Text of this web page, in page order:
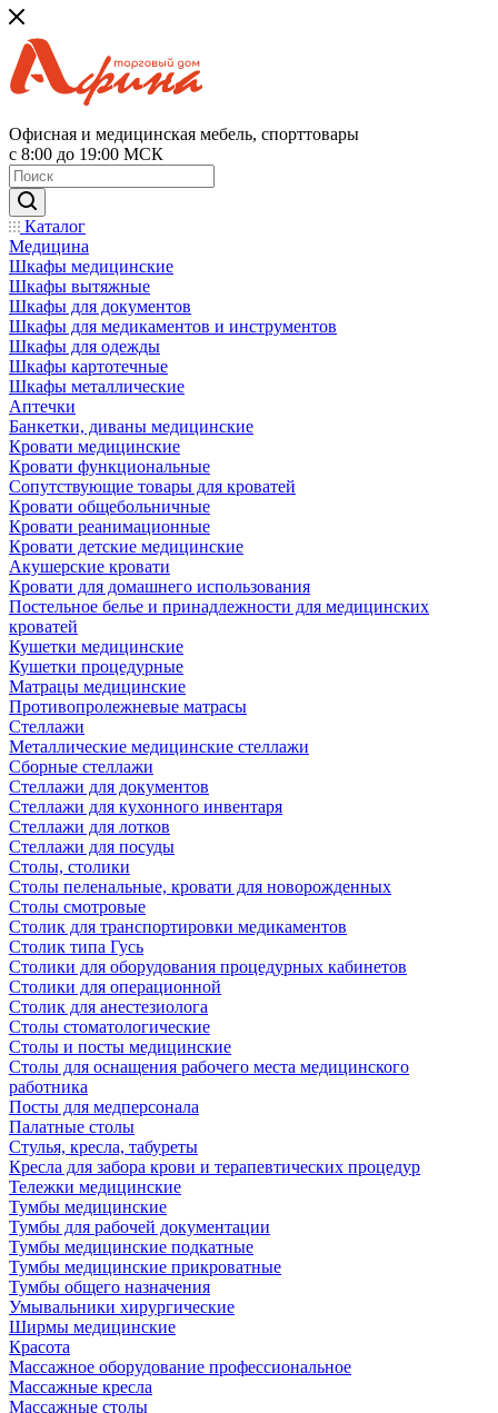
Офисная и медицинская мебель, спорттовары
с 8:00 до 19:00 МСК
Каталог
Медицина
Шкафы медицинские
Шкафы вытяжные
Шкафы для документов
Шкафы для медикаментов и инструментов
Шкафы для одежды
Шкафы картотечные
Шкафы металлические
Аптечки
Банкетки, диваны медицинские
Кровати медицинские
Кровати функциональные
Сопутствующие товары для кроватей
Кровати общебольничные
Кровати реанимационные
Кровати детские медицинские
Акушерские кровати
Кровати для домашнего использования
Постельное белье и принадлежности для медицинских
кроватей
Кушетки медицинские
Кушетки процедурные
Матрацы медицинские
Противопролежневые матрасы
Стеллажи
Металлические медицинские стеллажи
Сборные стеллажи
Стеллажи для документов
Стеллажи для кухонного инвентаря
Стеллажи для лотков
Стеллажи для посуды
Столы, столики
Столы пеленальные, кровати для новорожденных
Столы смотровые
Столик для транспортировки медикаментов
Столик типа Гусь
Столики для оборудования процедурных кабинетов
Столики для операционной
Столик для анестезиолога
Столы стоматологические
Столы и посты медицинские
Столы для оснащения рабочего места медицинского
работника
Посты для медперсонала
Палатные столы
Стулья, кресла, табуреты
Кресла для забора крови и терапевтических процедур
Тележки медицинские
Тумбы медицинские
Тумбы для рабочей документации
Тумбы медицинские подкатные
Тумбы медицинские прикроватные
Тумбы общего назначения
Умывальники хирургические
Ширмы медицинские
Красота
Массажное оборудование профессиональное
Массажные кресла
Массажные столы